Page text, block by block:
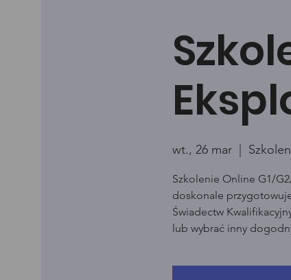
wt., 26 mar
  |
Szkolenie Online G1/
doskonale
Świadectw
lub wybrać inny